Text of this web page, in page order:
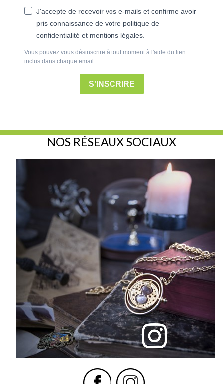
J'accepte de recevoir vos e-mails et confirme avoir
pris connaissance de votre politique de
confidentialité et mentions légales.
Vous pouvez vous désinscrire à tout moment à l'aide du lien
inclus dans chaque email.
S'INSCRIRE
NOS RÉSEAUX SOCIAUX
If you continue to browse this website, you are allowing all third-
party services🍪
✓ OK, accept all Personalize